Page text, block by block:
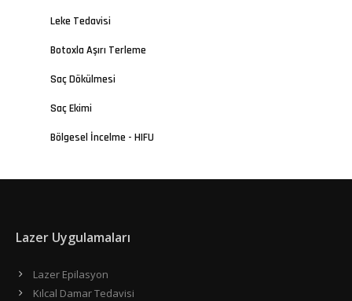
Leke Tedavisi
Botoxla Aşırı Terleme
Saç Dökülmesi
Saç Ekimi
Bölgesel İncelme - HIFU
Lazer Uygulamaları
Lazer Epilasyon
Kılcal Damar Tedavisi